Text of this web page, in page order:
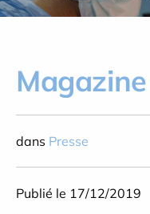
dans Presse
Publié le 17/12/2019